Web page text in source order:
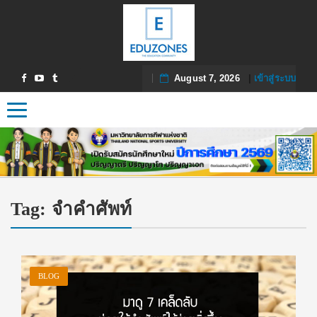
August 7, 2026| เข้าสู่ระบบ
Toggle navigation
Tag: จำคำศัพท์
BLOG